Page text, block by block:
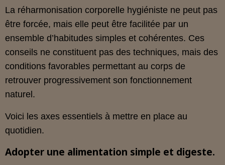
La réharmonisation corporelle hygiéniste ne peut pas
être forcée, mais elle peut être facilitée par un
ensemble d’habitudes simples et cohérentes. Ces
conseils ne constituent pas des techniques, mais des
conditions favorables permettant au corps de
retrouver progressivement son fonctionnement
naturel.
Voici les axes essentiels à mettre en place au
quotidien.
Adopter une alimentation simple et digeste.